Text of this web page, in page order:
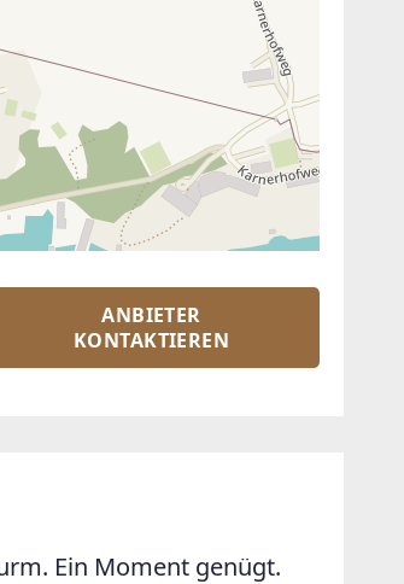
ANBIETER
KONTAKTIEREN
Ein Moment genügt.